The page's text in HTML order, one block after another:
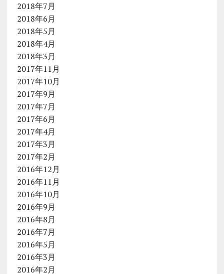
2018年7月
2018年6月
2018年5月
2018年4月
2018年3月
2017年11月
2017年10月
2017年9月
2017年7月
2017年6月
2017年4月
2017年3月
2017年2月
2016年12月
2016年11月
2016年10月
2016年9月
2016年8月
2016年7月
2016年5月
2016年3月
2016年2月